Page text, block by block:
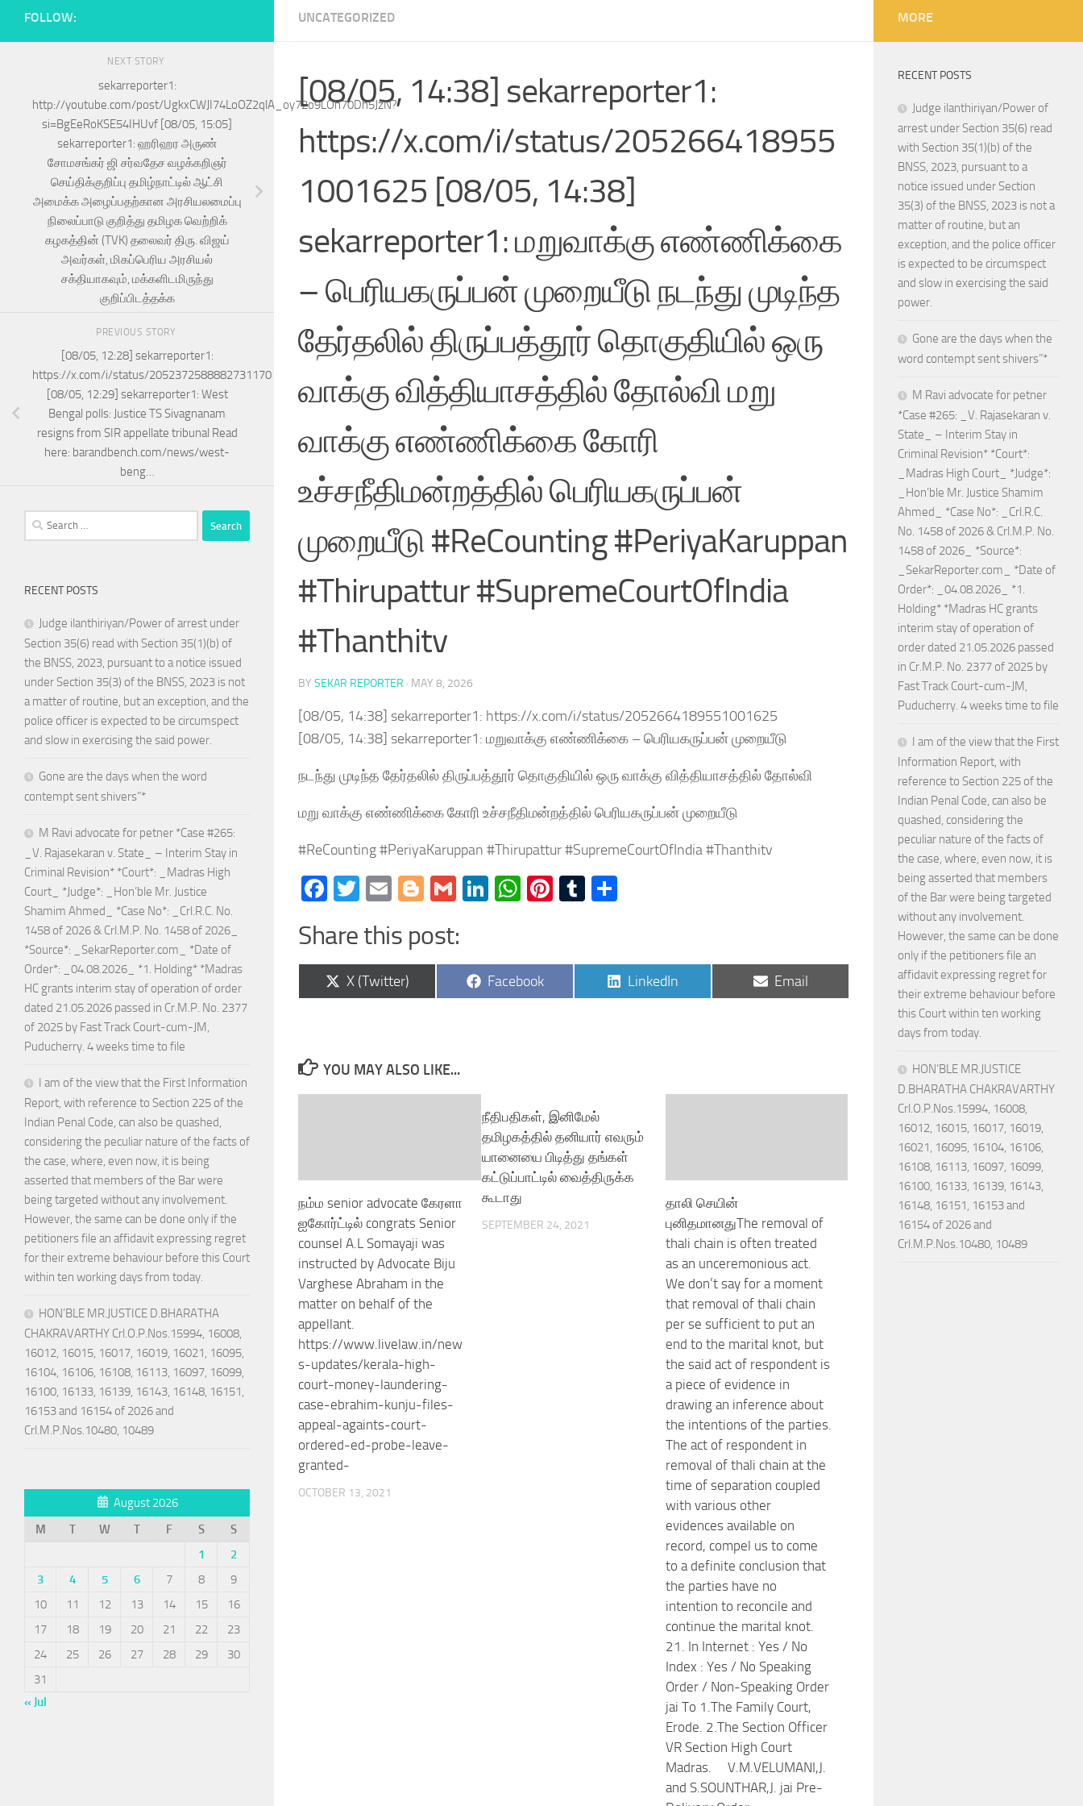
UNCATEGORIZED
[08/05, 14:38] sekarreporter1:
https://x.com/i/status/205266418955
1001625 [08/05, 14:38]
sekarreporter1: மறுவாக்கு எண்ணிக்கை
– பெரியகருப்பன் முறையீடு நடந்து முடிந்த
தேர்தலில் திருப்பத்தூர் தொகுதியில் ஒரு
வாக்கு வித்தியாசத்தில் தோல்வி மறு
வாக்கு எண்ணிக்கை கோரி
உச்சநீதிமன்றத்தில் பெரியகருப்பன்
முறையீடு #ReCounting #PeriyaKaruppan
#Thirupattur #SupremeCourtOfIndia
#Thanthitv
BY SEKAR REPORTER · MAY 8, 2026
[08/05, 14:38] sekarreporter1: https://x.com/i/status/2052664189551001625
[08/05, 14:38] sekarreporter1: மறுவாக்கு எண்ணிக்கை – பெரியகருப்பன் முறையீடு
நடந்து முடிந்த தேர்தலில் திருப்பத்தூர் தொகுதியில் ஒரு வாக்கு வித்தியாசத்தில் தோல்வி
மறு வாக்கு எண்ணிக்கை கோரி உச்சநீதிமன்றத்தில் பெரியகருப்பன் முறையீடு
#ReCounting #PeriyaKaruppan #Thirupattur #SupremeCourtOfIndia #Thanthitv
Facebook
Twitter
EmailBlogger
GmailLinkedIn
WhatsApp
Pinterest
Tumblr
Share this post:
Share
on
X (Twitter)
Share
on
Facebook
Share
on
LinkedIn
Share
on
Email
YOU MAY ALSO LIKE...
நம்ம senior advocate கேரளா
ஐகோர்ட்டில் congrats Senior
counsel A.L Somayaji was
instructed by Advocate Biju
Varghese Abraham in the
matter on behalf of the
appellant.
https://www.livelaw.in/new
s-updates/kerala-high-
court-money-laundering-
case-ebrahim-kunju-files-
appeal-againts-court-
ordered-ed-probe-leave-
granted-
OCTOBER 13, 2021
நீதிபதிகள், இனிமேல்
தமிழகத்தில் தனியார் எவரும்
யானையை பிடித்து தங்கள்
கட்டுப்பாட்டில் வைத்திருக்க
கூடாது
SEPTEMBER 24, 2021
தாலி செயின்
புனிதமானதுThe removal of
thali chain is often treated
as an unceremonious act.
We don’t say for a moment
that removal of thali chain
per se sufficient to put an
end to the marital knot, but
the said act of respondent is
a piece of evidence in
drawing an inference about
the intentions of the parties.
The act of respondent in
removal of thali chain at the
time of separation coupled
with various other
evidences available on
record, compel us to come
to a definite conclusion that
the parties have no
intention to reconcile and
continue the marital knot.
21. In Internet : Yes / No
Index : Yes / No Speaking
Order / Non-Speaking Order
jai To 1.The Family Court,
Erode. 2.The Section Officer
VR Section High Court
Madras. V.M.VELUMANI,J.
and S.SOUNTHAR,J. jai Pre-
FOLLOW:
NEXT STORY
sekarreporter1:
http://youtube.com/post/UgkxCWJI74LoOZ2qlA_oy72o9LOh70Dh5JzN?
si=BgEeRoKSE54IHUvf [08/05, 15:05]
sekarreporter1: ஹரிஹர அருண்
சோமசங்கர் ஜி சர்வதேச வழக்கறிஞர்
செய்திக்குறிப்பு தமிழ்நாட்டில் ஆட்சி
அமைக்க அழைப்பதற்கான அரசியலமைப்பு
நிலைப்பாடு குறித்து தமிழக வெற்றிக்
கழகத்தின் (TVK) தலைவர் திரு. விஜய்
அவர்கள், மிகப்பெரிய அரசியல்
சக்தியாகவும், மக்களிடமிருந்து
குறிப்பிடத்தக்க
PREVIOUS STORY
[08/05, 12:28] sekarreporter1:
https://x.com/i/status/2052372588882731170
[08/05, 12:29] sekarreporter1: West
Bengal polls: Justice TS Sivagnanam
resigns from SIR appellate tribunal Read
here: barandbench.com/news/west-
beng…
Search
for:
RECENT POSTS
Judge ilanthiriyan/Power of arrest under
Section 35(6) read with Section 35(1)(b) of
the BNSS, 2023, pursuant to a notice issued
under Section 35(3) of the BNSS, 2023 is not
a matter of routine, but an exception, and the
police officer is expected to be circumspect
and slow in exercising the said power.
Gone are the days when the word
contempt sent shivers”*
M Ravi advocate for petner *Case #265:
_V. Rajasekaran v. State_ – Interim Stay in
Criminal Revision* *Court*: _Madras High
Court_ *Judge*: _Hon’ble Mr. Justice
Shamim Ahmed_ *Case No*: _Crl.R.C. No.
1458 of 2026 & Crl.M.P. No. 1458 of 2026_
*Source*: _SekarReporter.com_ *Date of
Order*: _04.08.2026_ *1. Holding* *Madras
HC grants interim stay of operation of order
dated 21.05.2026 passed in Cr.M.P. No. 2377
of 2025 by Fast Track Court-cum-JM,
Puducherry. 4 weeks time to file
I am of the view that the First Information
Report, with reference to Section 225 of the
Indian Penal Code, can also be quashed,
considering the peculiar nature of the facts of
the case, where, even now, it is being
asserted that members of the Bar were
being targeted without any involvement.
However, the same can be done only if the
petitioners file an affidavit expressing regret
for their extreme behaviour before this Court
within ten working days from today.
HON’BLE MR.JUSTICE D.BHARATHA
CHAKRAVARTHY Crl.O.P.Nos.15994, 16008,
16012, 16015, 16017, 16019, 16021, 16095,
16104, 16106, 16108, 16113, 16097, 16099,
16100, 16133, 16139, 16143, 16148, 16151,
16153 and 16154 of 2026 and
Crl.M.P.Nos.10480, 10489
August 2026
M
T W T F S
S
1
2
3
4 5 6 7 8
9
10
11 12 13 14 15
16
17
18 19 20 21 22
23
24
25 26 27 28 29
30
31
« Jul
MORE
RECENT POSTS
Judge ilanthiriyan/Power of
arrest under Section 35(6) read
with Section 35(1)(b) of the
BNSS, 2023, pursuant to a
notice issued under Section
35(3) of the BNSS, 2023 is not a
matter of routine, but an
exception, and the police officer
is expected to be circumspect
and slow in exercising the said
power.
Gone are the days when the
word contempt sent shivers”*
M Ravi advocate for petner
*Case #265: _V. Rajasekaran v.
State_ – Interim Stay in
Criminal Revision* *Court*:
_Madras High Court_ *Judge*:
_Hon’ble Mr. Justice Shamim
Ahmed_ *Case No*: _Crl.R.C.
No. 1458 of 2026 & Crl.M.P. No.
1458 of 2026_ *Source*:
_SekarReporter.com_ *Date of
Order*: _04.08.2026_ *1.
Holding* *Madras HC grants
interim stay of operation of
order dated 21.05.2026 passed
in Cr.M.P. No. 2377 of 2025 by
Fast Track Court-cum-JM,
Puducherry. 4 weeks time to file
I am of the view that the First
Information Report, with
reference to Section 225 of the
Indian Penal Code, can also be
quashed, considering the
peculiar nature of the facts of
the case, where, even now, it is
being asserted that members
of the Bar were being targeted
without any involvement.
However, the same can be done
only if the petitioners file an
affidavit expressing regret for
their extreme behaviour before
this Court within ten working
days from today.
HON’BLE MR.JUSTICE
D.BHARATHA CHAKRAVARTHY
Crl.O.P.Nos.15994, 16008,
16012, 16015, 16017, 16019,
16021, 16095, 16104, 16106,
16108, 16113, 16097, 16099,
16100, 16133, 16139, 16143,
16148, 16151, 16153 and
16154 of 2026 and
Crl.M.P.Nos.10480, 10489